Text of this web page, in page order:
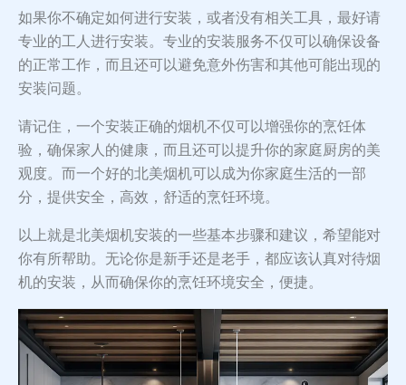
如果你不确定如何进行安装，或者没有相关工具，最好请
专业的工人进行安装。专业的安装服务不仅可以确保设备
的正常工作，而且还可以避免意外伤害和其他可能出现的
安装问题。
请记住，一个安装正确的烟机不仅可以增强你的烹饪体
验，确保家人的健康，而且还可以提升你的家庭厨房的美
观度。而一个好的北美烟机可以成为你家庭生活的一部
分，提供安全，高效，舒适的烹饪环境。
以上就是北美烟机安装的一些基本步骤和建议，希望能对
你有所帮助。无论你是新手还是老手，都应该认真对待烟
机的安装，从而确保你的烹饪环境安全，便捷。